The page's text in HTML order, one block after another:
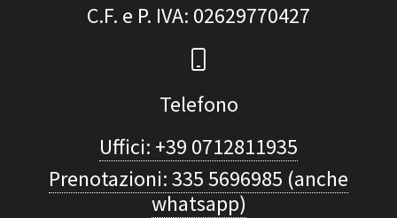
C.F. e P. IVA: 02629770427
Telefono
Uffici: +39 0712811935
Prenotazioni: 335 5696985 (anche
whatsapp)